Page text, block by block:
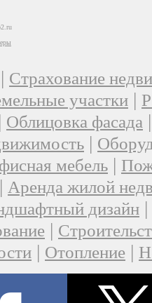
| Страхование
участки |
| Облицовка фасада
|
мебель |
| Аренда жилой
дизайн |
|
| Отопление |
О проекте|